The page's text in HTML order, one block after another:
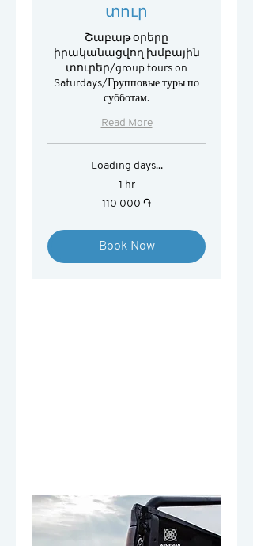
տուր
Շաբաթ օրերը
իրականացվող խմբային
տուրեր/group tours on
Saturdays/Групповые туры по
субботам.
Read More
Loading days...
1 hr
110 000 ֏
Book Now